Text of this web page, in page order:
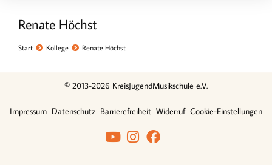
Renate Höchst
Sie befinden sich hier:
Start Kollege Renate Höchst
© 2013-2026 KreisJugendMusikschule e.V.
Impressum Datenschutz Barrierefreiheit Widerruf Cookie-Einstellungen